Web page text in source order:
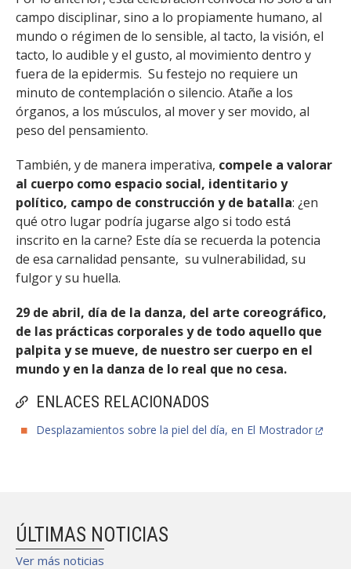
ENLACES RELACIONADOS
Desplazamientos sobre la piel del día, en El Mostrador
campo disciplinar, sino a lo propiamente humano, al
mundo o régimen de lo sensible, al tacto, la visión, el
tacto, lo audible y el gusto, al movimiento dentro y
fuera de la epidermis. Su festejo no requiere un
minuto de contemplación o silencio. Atañe a los
órganos, a los músculos, al mover y ser movido, al
peso del pensamiento.
También, y de manera imperativa, compele a valorar
al cuerpo como espacio social, identitario y
político, campo de construcción y de batalla: ¿en
qué otro lugar podría jugarse algo si todo está
inscrito en la carne? Este día se recuerda la potencia
de esa carnalidad pensante, su vulnerabilidad, su
fulgor y su huella.
29 de abril, día de la danza, del arte coreográfico,
de las prácticas corporales y de todo aquello que
palpita y se mueve, de nuestro ser cuerpo en el
mundo y en la danza de lo real que no cesa.
ÚLTIMAS NOTICIAS
Ver más noticias